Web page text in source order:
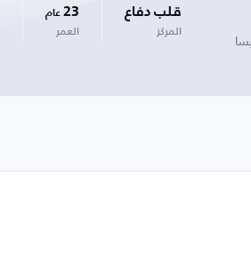
قلب دفاع
المركز
23 عام
العمر